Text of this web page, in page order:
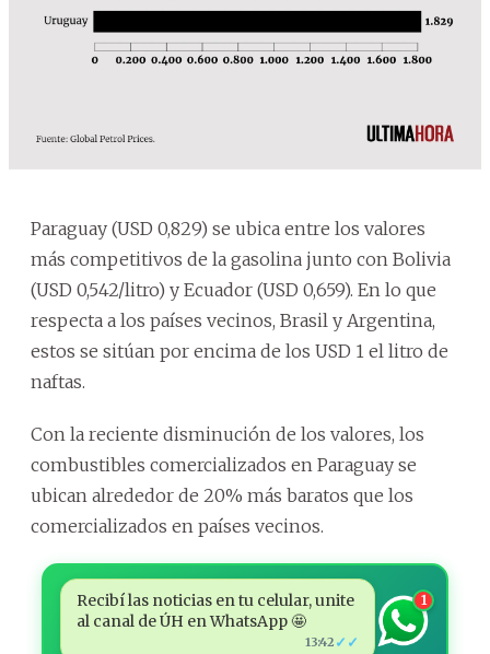
Paraguay (USD 0,829) se ubica entre los valores
más competitivos de la gasolina junto con Bolivia
(USD 0,542/litro) y Ecuador (USD 0,659). En lo que
respecta a los países vecinos, Brasil y Argentina,
estos se sitúan por encima de los USD 1 el litro de
naftas.
Con la reciente disminución de los valores, los
combustibles comercializados en Paraguay se
ubican alrededor de 20% más baratos que los
comercializados en países vecinos.
Recibí las noticias en tu celular, unite
al canal de ÚH en WhatsApp 🤩
13:42 ✓✓
1